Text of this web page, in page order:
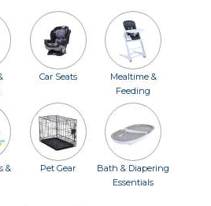
Car Seats
Mealtime &
Feeding
&
Pet Gear
Bath & Diapering
Essentials